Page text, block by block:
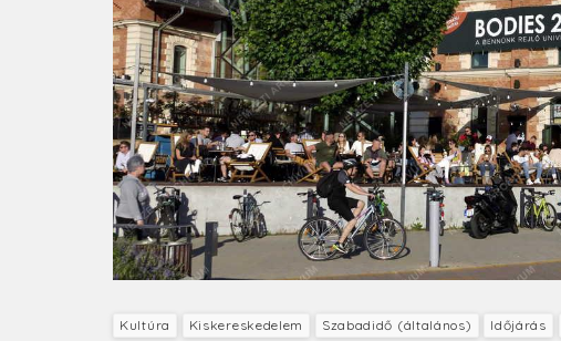
Kultúra Kiskereskedelem Szabadidő (általános) Időjárás